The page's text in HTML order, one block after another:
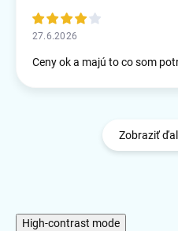
27.6.2026
Ceny ok a majú to co som
Zobraziť
High-contrast mode